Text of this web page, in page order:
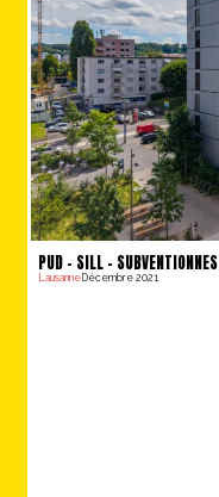
PUD – SILL – SUBVENTIONNES
LausanneDécembre 2021